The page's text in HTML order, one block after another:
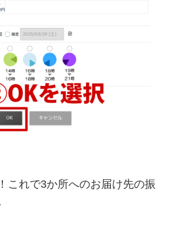
これで3か所へのお届け先の振